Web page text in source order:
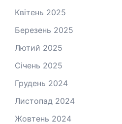
Квітень 2025
Березень 2025
Лютий 2025
Січень 2025
Грудень 2024
Листопад 2024
Жовтень 2024